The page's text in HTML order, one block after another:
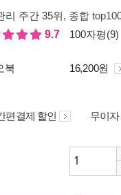
리 주간 35위, 종합
9.7
100자평(9)
북 16,200원
편결제 할인 무이